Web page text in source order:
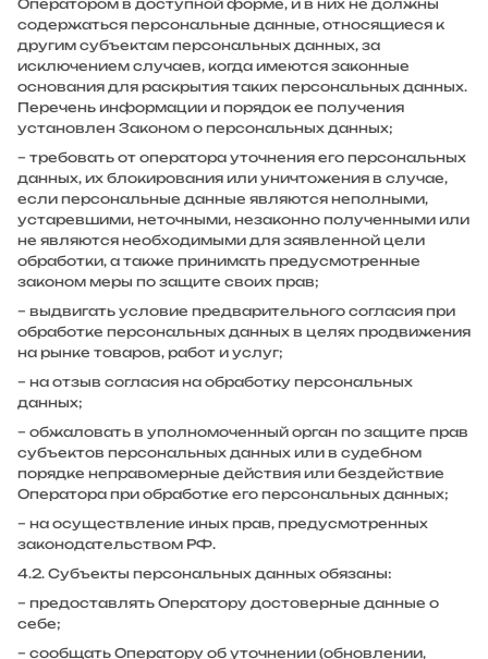
Оператором в доступной форме, и в них не должны
содержаться персональные данные, относящиеся к
другим субъектам персональных данных, за
исключением случаев, когда имеются законные
основания для раскрытия таких персональных данных.
Перечень информации и порядок ее получения
установлен Законом о персональных данных;
– требовать от оператора уточнения его персональных
данных, их блокирования или уничтожения в случае,
если персональные данные являются неполными,
устаревшими, неточными, незаконно полученными или
не являются необходимыми для заявленной цели
обработки, а также принимать предусмотренные
законом меры по защите своих прав;
– выдвигать условие предварительного согласия при
обработке персональных данных в целях продвижения
на рынке товаров, работ и услуг;
– на отзыв согласия на обработку персональных
данных;
– обжаловать в уполномоченный орган по защите прав
субъектов персональных данных или в судебном
порядке неправомерные действия или бездействие
Оператора при обработке его персональных данных;
– на осуществление иных прав, предусмотренных
законодательством РФ.
4.2. Субъекты персональных данных обязаны:
– предоставлять Оператору достоверные данные о
себе;
– сообщать Оператору об уточнении (обновлении,